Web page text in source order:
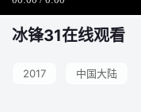
冰锋31在线观看
2017 中国大陆